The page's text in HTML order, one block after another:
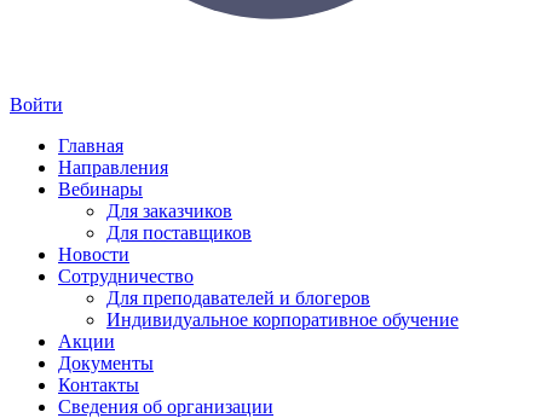
Войти
Главная
Направления
Вебинары
Для заказчиков
Для поставщиков
Новости
Сотрудничество
Для преподавателей и блогеров
Индивидуальное корпоративное обучение
Акции
Документы
Контакты
Сведения об организации